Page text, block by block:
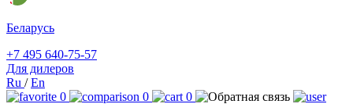
Беларусь
+7 495 640-75-57
Для дилеров
Ru /En
0
0 0